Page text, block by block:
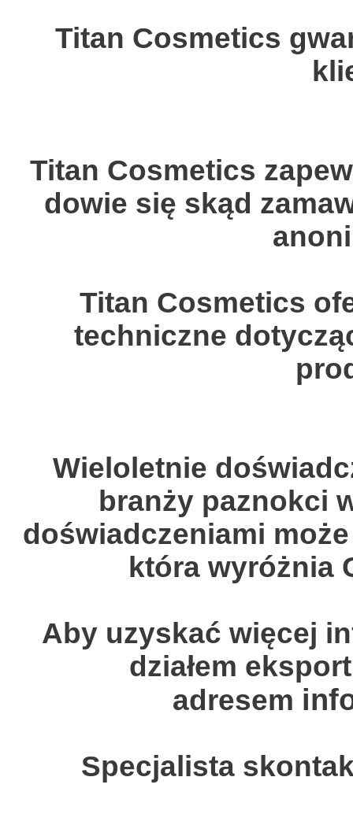
Titan Cosmetics
Titan Cosmetics
dowie się skąd
Titan Cosmetics
techniczne
Wieloletnie
branży paznokci
doświadczeniami
która wyróżnia
Aby uzyskać więcej
działem
adresem
Specjalista